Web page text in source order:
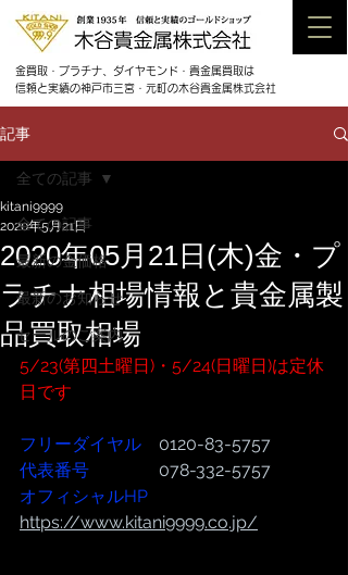
金買取・プラチナ、ダイヤモンド・貴金属買取は
信頼と実績の神戸市三宮・元町の木谷貴金属株式会社
記事
全ての記事
最新の金価格
最新のお知らせ
セールのご案内
全ての記事
2020年05月21日(木)金・プ
ラチナ相場情報と貴金属製
品買取相場
kitani9999
2020年5月21日
5/23(第四土曜日)・5/24(日曜日)は定休
日です
フリーダイヤル 0120-83-5757
代表番号
              078-332-5757
オフィシャルHP
https://www.kitani9999.co.jp/